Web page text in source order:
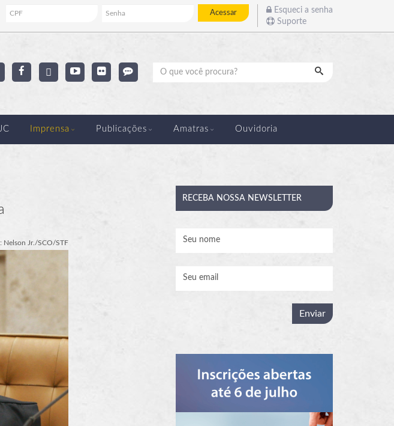
Acessar
Esqueci a senha
Suporte
Pesquisar
Imprensa Publicações Amatras Ouvidoria
Nelson Jr./SCO/STF
RECEBA NOSSA NEWSLETTER